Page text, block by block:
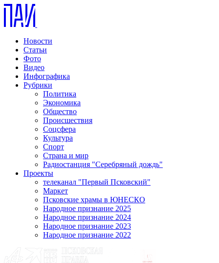
Новости
Статьи
Фото
Видео
Инфографика
Рубрики
Политика
Экономика
Общество
Происшествия
Соцсфера
Культура
Спорт
Страна и мир
Радиостанция "Серебряный дождь"
Проекты
телеканал "Первый Псковский"
Маркет
Псковские храмы в ЮНЕСКО
Народное признание 2025
Народное признание 2024
Народное признание 2023
Народное признание 2022